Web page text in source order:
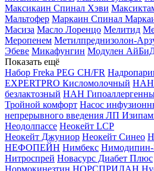
Максикаин Спинал Хэви
Мальтофер Маркаин Спинал
Масиза Масло Лоренцо Мелитид
Меропенем Метилпреднизолон-
Эбеве Микафунгин Модулен
Показать ещё
Набор Freka PEG CH/FR
EXPERTPRO Кисломолочный НАН
безлактозный НАН
Тройной комфорт Насос
непрерывного введения ЛП
Неодолпассе Неокейт LCP
Неокейт Джуниор Неокейт Синео
НЕФОПЕЙН Нимбекс
Нитроспрей Новасурс Диабет Плюс
Нормокинезтин НОРСПРИЛАН